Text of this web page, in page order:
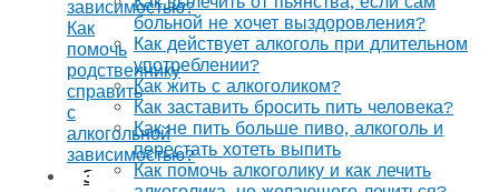
зависимостью?
Как
помочь
родственнику
справить
с
алкогольной
зависимостью?
Энциклопедия
больной не хочет выздоровления?
Как действует алкоголь при длительном
употреблении?
Как жить с алкоголиком?
Как заставить бросить пить человека?
Как не пить больше пиво, алкоголь и
перестать хотеть выпить
Как помочь алкоголику и как лечить